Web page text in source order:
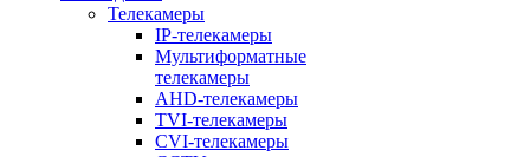
Телекамеры
IP-телекамеры
Мультиформатные
телекамеры
AHD-телекамеры
TVI-телекамеры
CVI-телекамеры